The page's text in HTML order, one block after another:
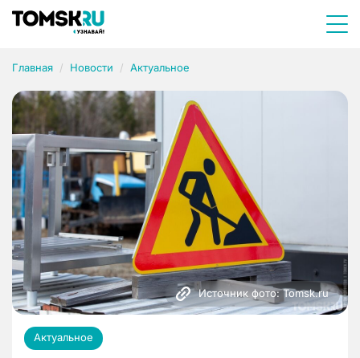
Главная Новости Актуальное
Источник фото: Tomsk.ru
Актуальное